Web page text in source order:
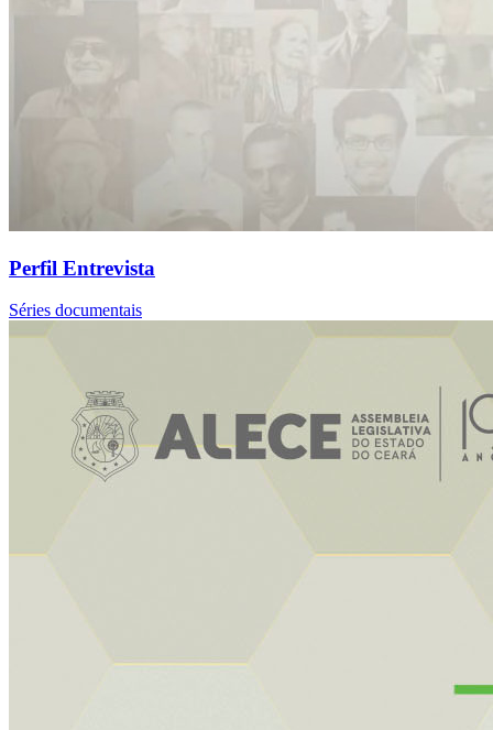
Perfil Entrevista
Séries documentais